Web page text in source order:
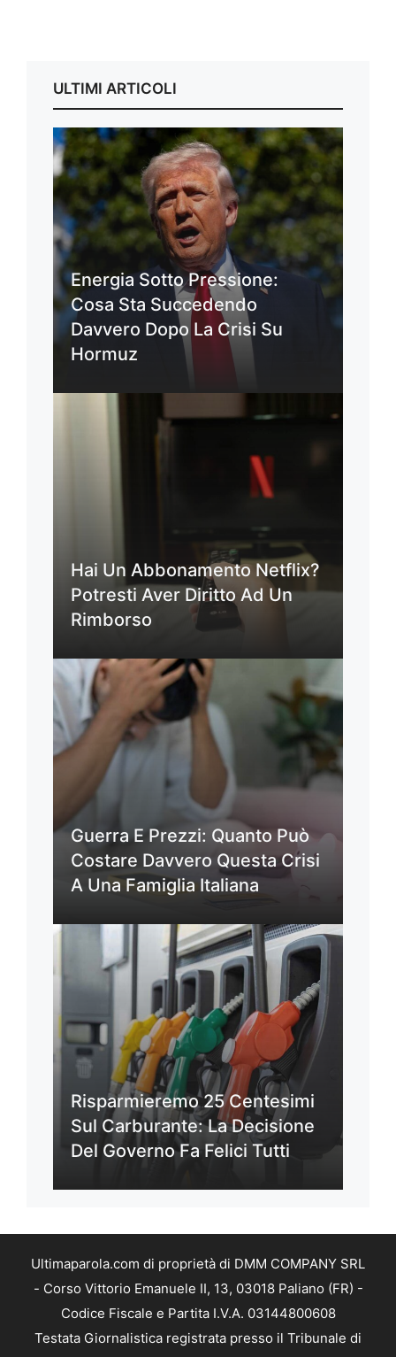
ULTIMI ARTICOLI
Energia Sotto Pressione:
Cosa Sta Succedendo
Davvero Dopo La Crisi Su
Hormuz
Hai Un Abbonamento Netflix?
Potresti Aver Diritto Ad Un
Rimborso
Guerra E Prezzi: Quanto Può
Costare Davvero Questa Crisi
A Una Famiglia Italiana
Risparmieremo 25 Centesimi
Sul Carburante: La Decisione
Del Governo Fa Felici Tutti
Ultimaparola.com di proprietà di DMM COMPANY SRL
- Corso Vittorio Emanuele II, 13, 03018 Paliano (FR) -
Codice Fiscale e Partita I.V.A. 03144800608
Testata Giornalistica registrata presso il Tribunale di